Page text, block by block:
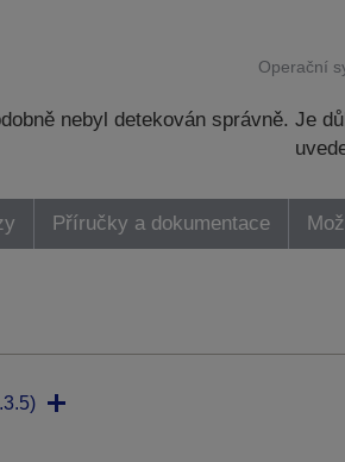
Operační
nebyl detekován správně. Je
Příručky a dokumentace